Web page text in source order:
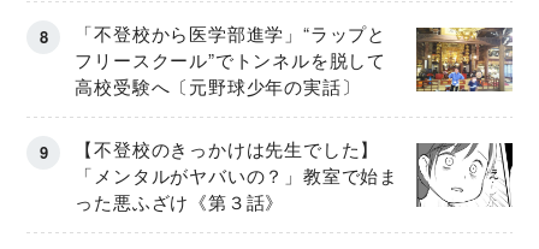
「不登校から医学部進学」“ラップと
フリースクール”でトンネルを脱して
高校受験へ〔元野球少年の実話〕
【不登校のきっかけは先生でした】
「メンタルがヤバいの？」教室で始ま
った悪ふざけ《第３話》